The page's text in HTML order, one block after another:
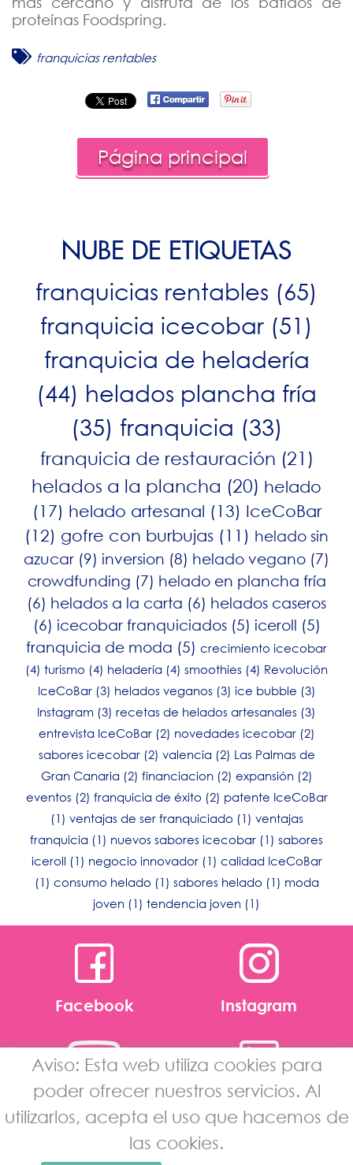
Aviso: Esta web utiliza cookies para
poder ofrecer nuestros servicios. Al
utilizarlos, acepta el uso que hacemos de
las cookies.
proteínas Foodspring.
franquicias rentables
Página principal
NUBE DE ETIQUETAS
franquicias rentables (65)
franquicia icecobar (51)
franquicia de heladería
(44) helados plancha fría
(35) franquicia (33)
franquicia de restauración (21)
helados a la plancha (20) helado
(17) helado artesanal (13) IceCoBar
(12) gofre con burbujas (11) helado sin
azucar (9) inversion (8) helado vegano (7)
crowdfunding (7) helado en plancha fría
(6) helados a la carta (6) helados caseros
(6) icecobar franquiciados (5) iceroll (5)
franquicia de moda (5) crecimiento icecobar
(4) turismo (4) heladería (4) smoothies (4) Revolución
IceCoBar (3) helados veganos (3) ice bubble (3)
Instagram (3) recetas de helados artesanales (3)
entrevista IceCoBar (2) novedades icecobar (2)
sabores icecobar (2) valencia (2) Las Palmas de
Gran Canaria (2) financiacion (2) expansión (2)
eventos (2) franquicia de éxito (2) patente IceCoBar
(1) ventajas de ser franquiciado (1) ventajas
franquicia (1) nuevos sabores icecobar (1) sabores
iceroll (1) negocio innovador (1) calidad IceCoBar
(1) consumo helado (1) sabores helado (1) moda
joven (1) tendencia joven (1)
Facebook Instagram
Youtube Linkedin
·Política de Privacidad de